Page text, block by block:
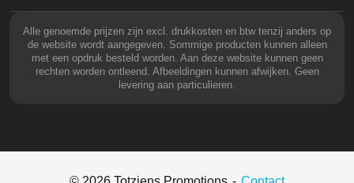
Alle genoemde prijzen zijn excl. drukkosten en btw tenzij anders op
de website wordt aangegeven. Sommige producten kunnen alleen
met een opdruk besteld worden. Aan deze website kunnen geen
rechten worden ontleend. Afbeeldingen kunnen afwijken. Geen
levering aan particulieren.